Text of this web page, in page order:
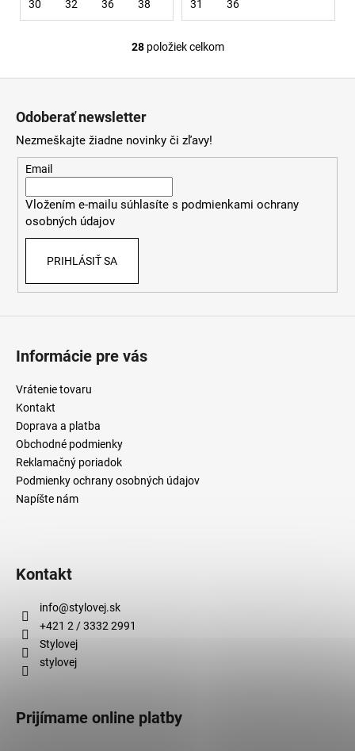
30 32 36 38 31 36
O
a
c
p
v
ý
28položiek celkom
Odoberať newsletter
Nezmeškajte žiadne novinky či zľavy!
Email
Vložením e-mailu súhlasíte s podmienkami ochrany
osobných údajov
PRIHLÁSIŤ SA
Informácie pre vás
Vrátenie tovaru
Kontakt
Doprava a platba
Obchodné podmienky
Reklamačný poriadok
Podmienky ochrany osobných údajov
Napíšte nám
Kontakt
info@stylovej.sk
+421 2 / 3332 2991
Stylovej
stylovej
Prijímame online platby